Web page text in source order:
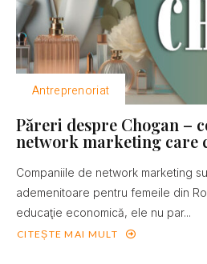
Antreprenoriat
Păreri despre Chogan –
network marketing care
Companiile de network marketing
ademenitoare pentru femeile din
educaţie economică, ele nu par...
CITEȘTE MAI MULT